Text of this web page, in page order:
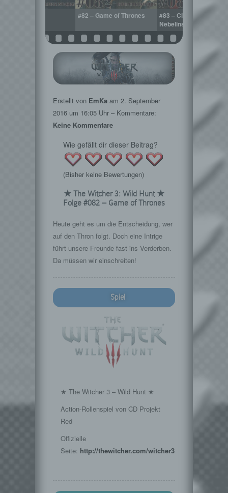
#82 – Game of Thrones
#83 – Ciri auf der
Nebelinsel
Erstellt von EmKa am 2. September
2016 um 16:05 Uhr – Kommentare:
Keine Kommentare
Wie gefällt dir dieser Beitrag?
(Bisher keine Bewertungen)
★ The Witcher 3: Wild Hunt ★
Folge #082 – Game of Thrones
Heute geht es um die Entscheidung, wer
auf den Thron folgt. Doch eine Intrige
führt unsere Freunde fast ins Verderben.
Da müssen wir einschreiten!
Spiel
★ The Witcher 3 – Wild Hunt ★
Action-Rollenspiel von CD Projekt
Red
Offizielle
Seite: http://thewitcher.com/witcher3